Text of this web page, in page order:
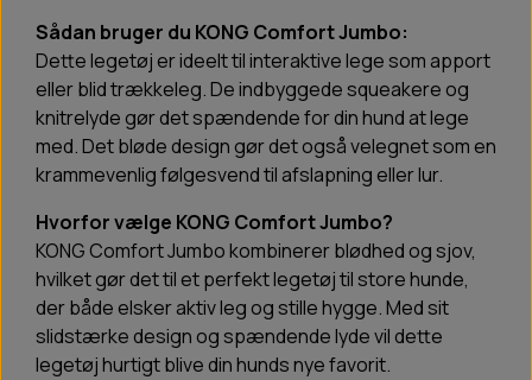
Sådan bruger du KONG Comfort Jumbo:
Dette legetøj er ideelt til interaktive lege som apport
eller blid trækkeleg. De indbyggede squeakere og
knitrelyde gør det spændende for din hund at lege
med. Det bløde design gør det også velegnet som en
krammevenlig følgesvend til afslapning eller lur.
Hvorfor vælge KONG Comfort Jumbo?
KONG Comfort Jumbo kombinerer blødhed og sjov,
hvilket gør det til et perfekt legetøj til store hunde,
der både elsker aktiv leg og stille hygge. Med sit
slidstærke design og spændende lyde vil dette
legetøj hurtigt blive din hunds nye favorit.